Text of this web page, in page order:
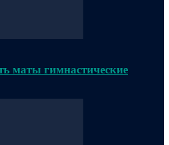
маты гимнастические